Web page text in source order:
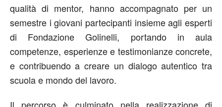
qualità di mentor, hanno accompagnato per un
semestre i giovani partecipanti insieme agli esperti
di Fondazione Golinelli, portando in aula
competenze, esperienze e testimonianze concrete,
e contribuendo a creare un dialogo autentico tra
scuola e mondo del lavoro.